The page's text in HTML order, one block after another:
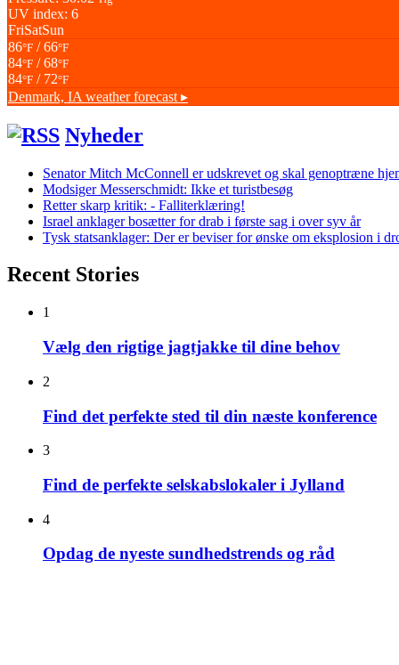
UV index: 6
FriSatSun
86°F / 66°F
84°F / 68°F
84°F / 72°F
Denmark, IA weather forecast ▸
Nyheder
Senator Mitch McConnell er udskrevet og skal genoptræne
Modsiger Messerschmidt: Ikke et turistbesøg
Retter skarp kritik: - Falliterklæring!
Israel anklager bosætter for drab i første sag i over syv år
Tysk statsanklager: Der er beviser for ønske om eksplosion i
Recent Stories
1
Vælg den rigtige jagtjakke til dine behov
2
Find det perfekte sted til din næste konference
3
Find de perfekte selskabslokaler i Jylland
4
Opdag de nyeste sundhedstrends og råd